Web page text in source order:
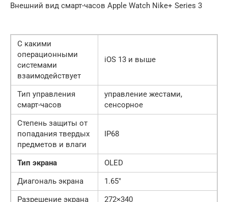
Внешний вид смарт-часов Apple Watch Nike+ Series 3
С какими
операционными
системами
взаимодействует
iOS 13 и выше
Тип управления
смарт-часов
управление жестами,
сенсорное
Степень защиты от
попадания твердых
предметов и влаги
IP68
Тип экрана
OLED
Диагональ экрана
1.65″
Разрешение экрана
272×340